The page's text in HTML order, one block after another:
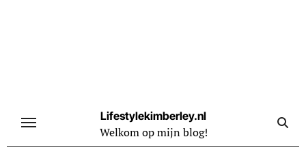
Lifestylekimberley.nl
Welkom op mijn blog!